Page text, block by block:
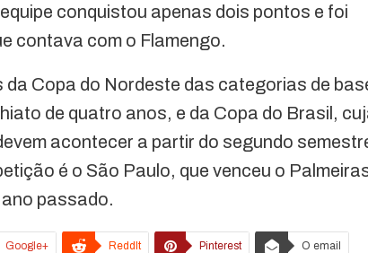
conquistou apenas dois pontos e foi
contava com o Flamengo.
Copa do Nordeste das categorias de
de quatro anos, e da Copa do Brasil,
acontecer a partir do segundo
é o São Paulo, que venceu o
ano passado.
Google+ ReddIt Pinterest O email